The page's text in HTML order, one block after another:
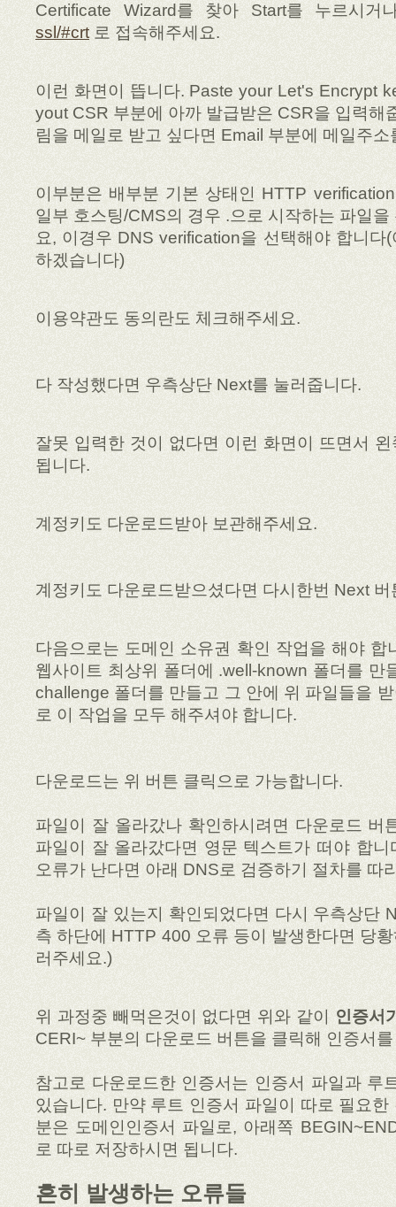
Certificate Wizard를 찾아 Start를 누르시거
ssl/#crt로 접속해주세요.
이런 화면이 뜹니다. Paste your Let's Encrypt
yout CSR 부분에 아까 발급받은 CSR을 입력해
림을 메일로 받고 싶다면 Email 부분에 메일주
이부분은 배부분 기본 상태인 HTTP
일부 호스팅/CMS의 경우 .으로 시작하는 파일
요, 이경우 DNS verification을 선택해야 합니다
하겠습니다)
이용약관도 동의란도 체크해주세요.
다 작성했다면 우측상단 Next를 눌러줍니다.
잘못 입력한 것이 없다면 이런 화면이 뜨면서
됩니다.
계정키도 다운로드받아 보관해주세요.
계정키도 다운로드받으셨다면 다시한번 Next
다음으로는 도메인 소유권 확인 작업을 해야 합
웹사이트 최상위 폴더에 .well-known 폴더를 만
challenge 폴더를 만들고 그 안에 위 파일들을
로 이 작업을 모두 해주셔야 합니다.
다운로드는 위 버튼 클릭으로 가능합니다.
파일이 잘 올라갔나 확인하시려면 다운로드 버
파일이 잘 올라갔다면 영문 텍스트가 떠야 합
오류가 난다면 아래 DNS로 검증하기 절차를 따
파일이 잘 있는지 확인되었다면 다시 우측상단
측 하단에 HTTP 400 오류 등이 발생한다면 당
러주세요.)
위 과정중 빼먹은것이 없다면 위와 같이
인증서
CERI~ 부분의 다운로드 버튼을 클릭해 인증서
참고로 다운로드한 인증서는 인증서 파일과 루
있습니다. 만약 루트 인증서 파일이 따로 필요
분은 도메인인증서 파일로, 아래쪽
로 따로 저장하시면 됩니다.
흔히 발생하는 오류들